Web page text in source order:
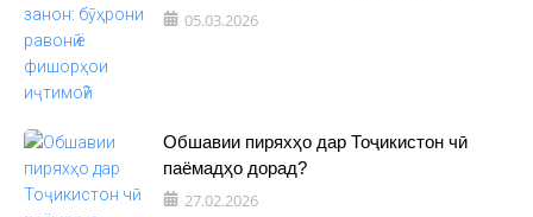
05.03.2026
Обшавии пиряхҳо дар Тоҷикистон чӣ
паёмадҳо дорад?
27.02.2026